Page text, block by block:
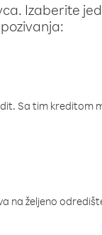
Izaberite
pozivanja:
Sa tim kreditom
na željeno